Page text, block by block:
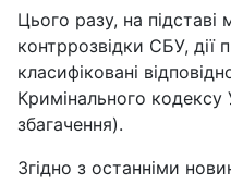
Цього разу, на підставі
контррозвідки СБУ, дії
класифіковані
Кримінального кодексу
збагачення).
Згідно з останніми